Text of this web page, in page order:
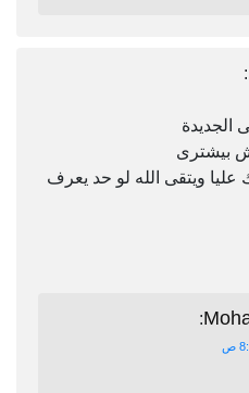
:
الجديدة
بيشترى
ويتقى الله لو حد يعرف
: